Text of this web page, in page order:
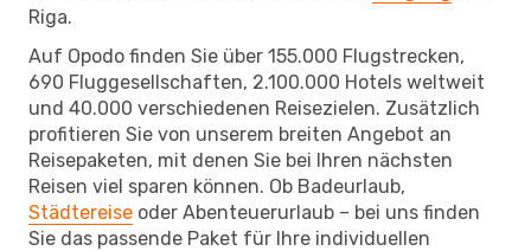
Riga.
Auf Opodo finden Sie über 155.000 Flugstrecken,
690 Fluggesellschaften, 2.100.000 Hotels weltweit
und 40.000 verschiedenen Reisezielen. Zusätzlich
profitieren Sie von unserem breiten Angebot an
Reisepaketen, mit denen Sie bei Ihren nächsten
Reisen viel sparen können. Ob Badeurlaub,
Städtereise oder Abenteuerurlaub – bei uns finden
Sie das passende Paket für Ihre individuellen